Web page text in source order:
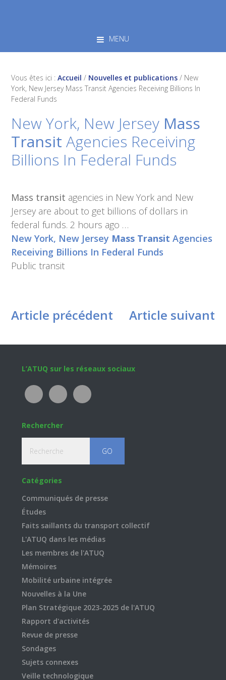
MENU
Vous êtes ici :Accueil / Nouvelles et publications / New
York, New Jersey Mass Transit Agencies Receiving Billions In
Federal Funds
New York, New Jersey Mass
Transit Agencies Receiving
Billions In Federal Funds
Mass transit agencies in New York and New
Jersey are about to get billions of dollars in
federal funds. 2 hours ago …
New York, New Jersey Mass Transit Agencies
Receiving Billions In Federal Funds
Public transit
Article précédent Article suivant
Footer
L’ATUQ sur les réseaux sociaux
Rechercher
Catégories
Communiqués de presse
Études
Faits saillants du transport collectif
L'ATUQ dans les médias
Les membres de l'ATUQ
Mémoires
Mobilité urbaine intégrée
Nouvelles à la Une
Plan Stratégique 2023-2025 de l'ATUQ
Rapport d'activités
Revue de presse
Sondages
Sujets connexes
Veille technologique